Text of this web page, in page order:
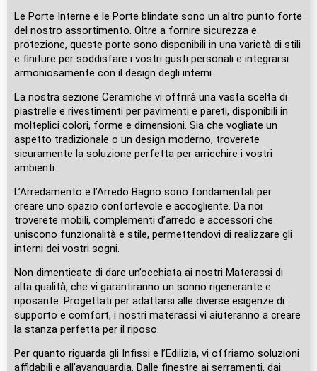
Le Porte Interne e le Porte blindate sono un altro punto forte
del nostro assortimento. Oltre a fornire sicurezza e
protezione, queste porte sono disponibili in una varietà di stili
e finiture per soddisfare i vostri gusti personali e integrarsi
armoniosamente con il design degli interni.
La nostra sezione Ceramiche vi offrirà una vasta scelta di
piastrelle e rivestimenti per pavimenti e pareti, disponibili in
molteplici colori, forme e dimensioni. Sia che vogliate un
aspetto tradizionale o un design moderno, troverete
sicuramente la soluzione perfetta per arricchire i vostri
ambienti.
L’Arredamento e l’Arredo Bagno sono fondamentali per
creare uno spazio confortevole e accogliente. Da noi
troverete mobili, complementi d’arredo e accessori che
uniscono funzionalità e stile, permettendovi di realizzare gli
interni dei vostri sogni.
Non dimenticate di dare un’occhiata ai nostri Materassi di
alta qualità, che vi garantiranno un sonno rigenerante e
riposante. Progettati per adattarsi alle diverse esigenze di
supporto e comfort, i nostri materassi vi aiuteranno a creare
la stanza perfetta per il riposo.
Per quanto riguarda gli Infissi e l’Edilizia, vi offriamo soluzioni
affidabili e all’avanguardia. Dalle finestre ai serramenti, dai